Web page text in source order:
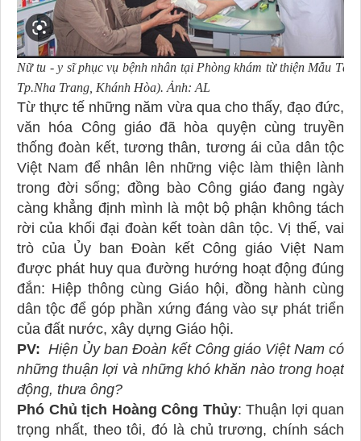
Nữ tu - y sĩ phục vụ bệnh nhân tại Phòng khám từ thiện Mẫu
Tp.Nha Trang, Khánh Hòa). Ảnh: AL
Từ thực tế những năm vừa qua cho thấy, đạo đức,
văn hóa Công giáo đã hòa quyện cùng truyền
thống đoàn kết, tương thân, tương ái của dân tộc
Việt Nam để nhân lên những việc làm thiện lành
trong đời sống; đồng bào Công giáo đang ngày
càng khẳng định mình là một bộ phận không tách
rời của khối đại đoàn kết toàn dân tộc. Vị thế, vai
trò của Ủy ban Đoàn kết Công giáo Việt Nam
được phát huy qua đường hướng hoạt động đúng
đắn: Hiệp thông cùng Giáo hội, đồng hành cùng
dân tộc để góp phần xứng đáng vào sự phát triển
của đất nước, xây dựng Giáo hội.
PV: Hiện Ủy ban Đoàn kết Công giáo Việt Nam có
những thuận lợi và những khó khăn nào trong hoạt
động, thưa ông?
Phó Chủ tịch Hoàng Công Thủy: Thuận lợi quan
trọng nhất, theo tôi, đó là chủ trương, chính sách